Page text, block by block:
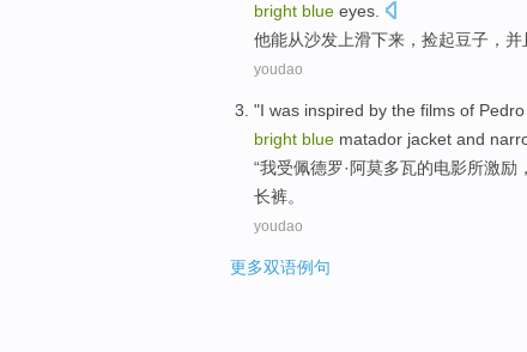
bright blue eyes
他能从沙发 上滑下来 ， 捡起豆子 ， 并
youdao
"I was inspired by the films of
bright blue matador jacket and
“我受佩德罗·阿莫多瓦的电影所激励
长裤。
youdao
更多双语例句